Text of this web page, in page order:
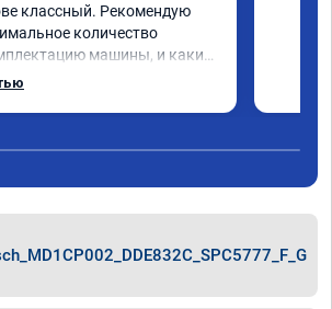
классный. Рекомендую
количество
машины, и какие
ограничитель
стала, особенно 100-